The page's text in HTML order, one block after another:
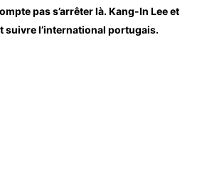
pas s’arrêter là. Kang-In Lee et
suivre l’international portugais.